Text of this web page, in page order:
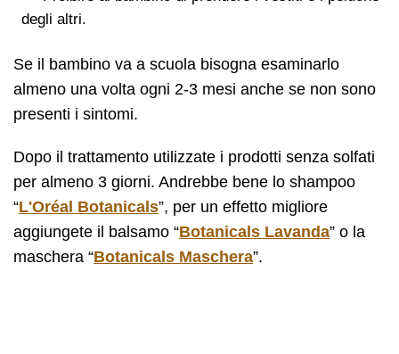
degli altri.
Se il bambino va a scuola bisogna esaminarlo
almeno una volta ogni 2-3 mesi anche se non sono
presenti i sintomi.
Dopo il trattamento utilizzate i prodotti senza solfati
per almeno 3 giorni. Andrebbe bene lo shampoo
“L'Oréal Botanicals”, per un effetto migliore
aggiungete il balsamo “Botanicals Lavanda” o la
maschera “Botanicals Maschera”.